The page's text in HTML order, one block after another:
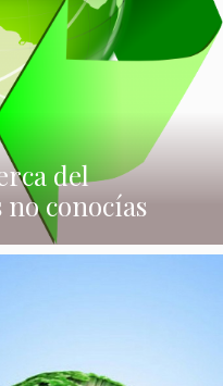
del
conocías